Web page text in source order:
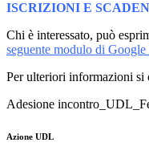
ISCRIZIONI E
Chi è interessato, può
seguente modulo di
Per ulteriori informazioni si
Adesione
Azione UDL